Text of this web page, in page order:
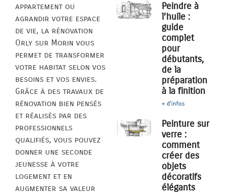
appartement ou
agrandir votre espace
de vie, la rénovation
Orly sur Morin vous
permet de transformer
votre habitat selon vos
besoins et vos envies.
Grâce à des travaux de
rénovation bien pensés
et réalisés par des
professionnels
qualifiés, vous pouvez
donner une seconde
jeunesse à votre
logement et en
augmenter sa valeur
Peindre à
l’huile :
guide
complet
pour
débutants,
de la
préparation
à la finition
+ d'infos
Peinture sur
verre :
comment
créer des
objets
décoratifs
élégants